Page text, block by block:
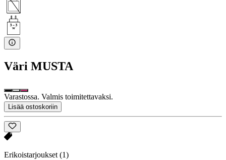
Väri MUSTA
Varastossa. Valmis toimitettavaksi.
Lisää ostoskoriin
Erikoistarjoukset (1)